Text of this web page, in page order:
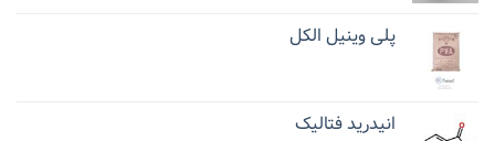
پلی وینیل الکل
انیدرید فتالیک